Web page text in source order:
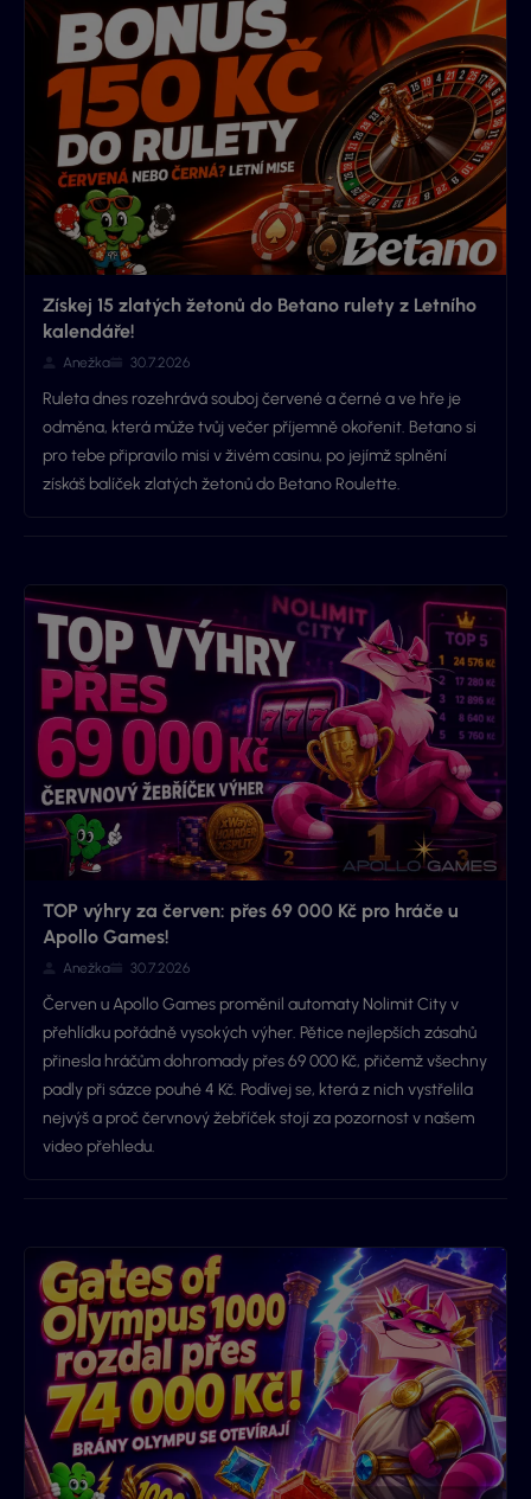
Získej 15 zlatých žetonů do Betano rulety z Letního
kalendáře!
Anežka 30.7.2026
Ruleta dnes rozehrává souboj červené a černé a ve hře je
odměna, která může tvůj večer příjemně okořenit. Betano si
pro tebe připravilo misi v živém casinu, po jejímž splnění
získáš balíček zlatých žetonů do Betano Roulette.
TOP výhry za červen: přes 69 000 Kč pro hráče u
Apollo Games!
Anežka 30.7.2026
Červen u Apollo Games proměnil automaty Nolimit City v
přehlídku pořádně vysokých výher. Pětice nejlepších zásahů
přinesla hráčům dohromady přes 69 000 Kč, přičemž všechny
padly při sázce pouhé 4 Kč. Podívej se, která z nich vystřelila
nejvýš a proč červnový žebříček stojí za pozornost v našem
video přehledu.